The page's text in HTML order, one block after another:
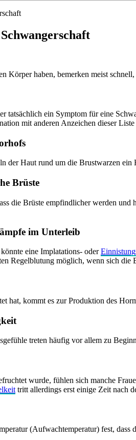
Körper haben, bemerken meist
tatsächlich ein Symptom für eine
mit anderen Anzeichen dieser
der Haut rund um die Brustwarzen
Brüste
die Brüste empfindlicher werden
im Unterleib
eine Implatations- oder
Regelblutung möglich, wenn sich
hat, kommt es zur Produktion des
treten häufig vor allem zu
wurde, fühlen sich manche
tritt allerdings erst einige Zeit nach
(Aufwachtemperatur) fest,